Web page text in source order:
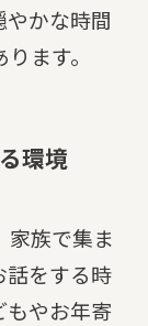
かな時間
ます。
環境
家族で集ま
話をする時
もやお年寄